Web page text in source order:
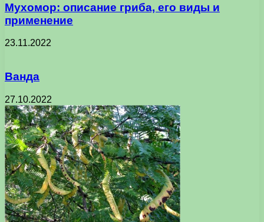
Мухомор: описание гриба, его виды и
применение
23.11.2022
Ванда
27.10.2022